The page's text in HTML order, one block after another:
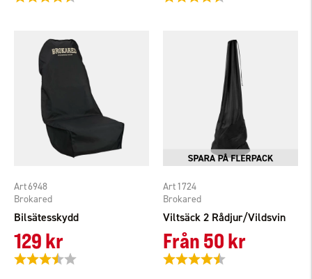
Bilsätesskydd
Brokared
6948
129 kr
Betyg:
Viltsäck 2 Rådjur/Vildsvin
Brokared
1724
Från50 kr
Betyg: